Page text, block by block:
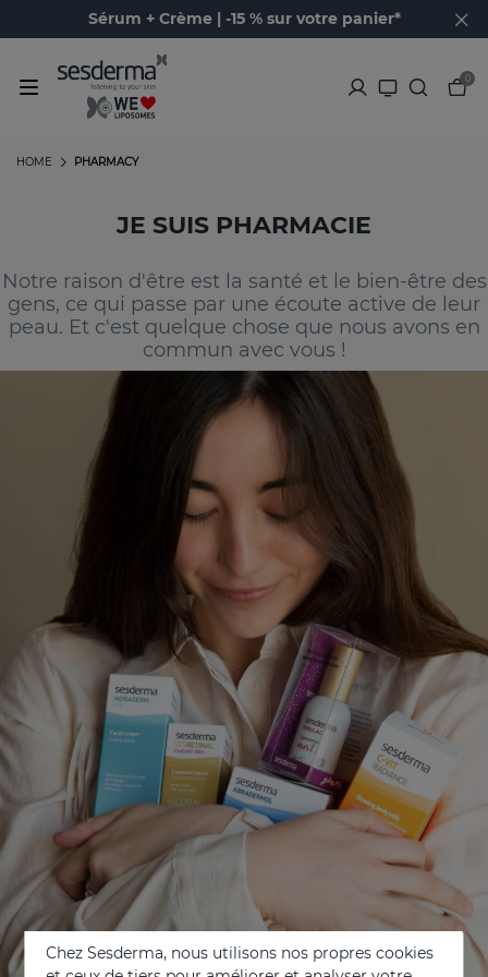
Sérum + Crème | -15 % sur votre panier*
0
PHARMACY
HOME
JE SUIS PHARMACIE
Notre raison d'être est la santé et le bien-être des
gens, ce qui passe par une écoute active de leur
peau. Et c'est quelque chose que nous avons en
commun avec vous !
Chez Sesderma, nous utilisons nos propres cookies